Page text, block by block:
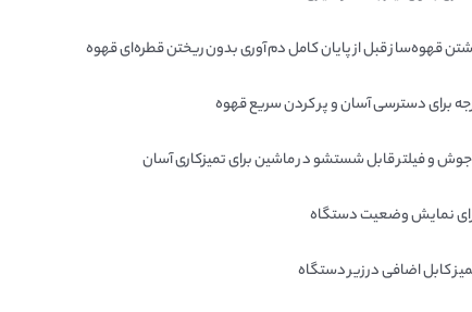
قهوه‌ساز قبل از پایان کامل دم‌آوری بدون ریختن قطره‌ای قهوه
و فیلتر قابل شستشو در ماشین برای تمیزکاری آسان
نمایش وضعیت دستگاه
کابل اضافی در زیر دستگاه